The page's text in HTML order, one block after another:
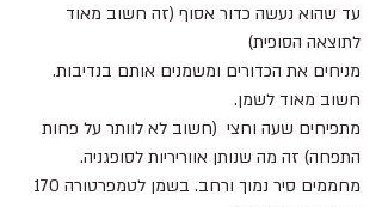
עד שהוא נעשה כדור אסוף (זה חשוב מאוד
לתוצאה הסופית)
מניחים את הכדורים ומשמנים אותם בנדיבות.
חשוב מאוד לשמן.
מתפיחים שעה וחצי  (חשוב לא לוותר על פחות
התפחה) זה מה שנותן אווריריות לסופגניה.